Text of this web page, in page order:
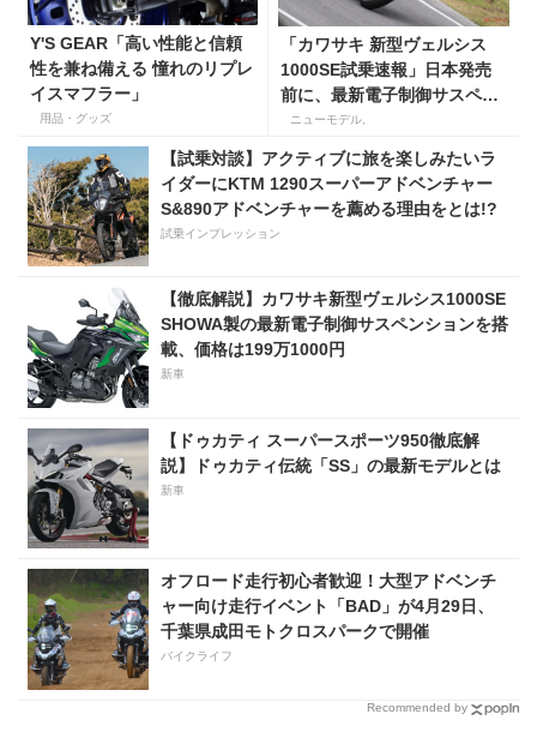
Y'S GEAR「高い性能と信頼
性を兼ね備える 憧れのリプレ
イスマフラー」
用品・グッズ
「カワサキ 新型ヴェルシス
1000SE試乗速報」日本発売
前に、最新電子制御サスペン
ションとのマッチングをテス
ニューモデル,
【試乗対談】アクティブに旅を楽しみたいラ
イダーにKTM 1290スーパーアドベンチャー
S&890アドベンチャーを薦める理由をとは!?
試乗インプレッション
【徹底解説】カワサキ新型ヴェルシス1000SE
SHOWA製の最新電子制御サスペンションを搭
載、価格は199万1000円
新車
【ドゥカティ スーパースポーツ950徹底解
説】ドゥカティ伝統「SS」の最新モデルとは
新車
オフロード走行初心者歓迎！大型アドベンチ
ャー向け走行イベント「BAD」が4月29日、
千葉県成田モトクロスパークで開催
バイクライフ
Recommended by